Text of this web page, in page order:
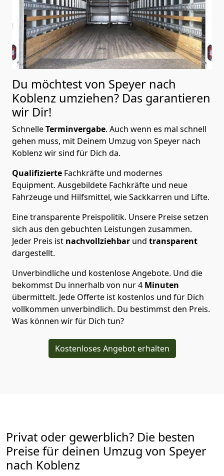
Du möchtest von Speyer nach
Koblenz umziehen? Das garantieren
wir Dir!
SchnelleTerminvergabe. Auch wenn es mal schnell
gehen muss, mit Deinem Umzug von Speyer nach
Koblenz wir sind für Dich da.
Qualifizierte Fachkräfte und modernes
Equipment. Ausgebildete Fachkräfte und neue
Fahrzeuge und Hilfsmittel, wie Sackkarren und Lifte.
Eine transparente Preispolitik. Unsere Preise setzen
sich aus den gebuchten Leistungen zusammen.
Jeder Preis ist nachvollziehbar und transparent
dargestellt.
Unverbindliche und kostenlose Angebote. Und die
bekommst Du innerhalb von nur4 Minuten
übermittelt. Jede Offerte ist kostenlos und für Dich
vollkommen unverbindlich. Du bestimmst den Preis.
Was können wir für Dich tun?
Kostenloses Angebot erhalten
Privat oder gewerblich? Die besten
Preise für deinen Umzug von Speyer
nach Koblenz